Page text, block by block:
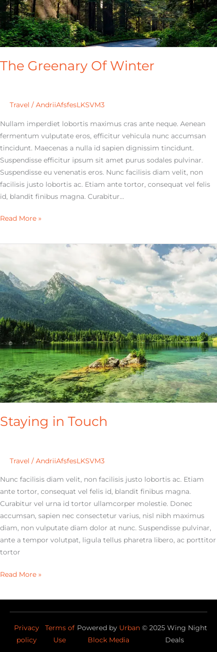
The Greenary Of Winter
Travel / AndriiAfsfesLKSVM3
Nullam imperdiet lobortis maximus cras ante neque. Aenean
fermentum vulputate eros, efficitur vehicula nunc accumsan
tincidunt. Maecenas a nulla id sapien dignissim tincidunt.
Suspendisse efficitur ipsum sit amet purus sodales pulvinar.
Suspendisse eu venenatis eros. Nunc facilisis diam velit, non
facilisis justo lobortis ac. Etiam ante tortor, consequat vel felis
id, blandit finibus magna. Curabitur…
Read More »
Staying in Touch
Travel / AndriiAfsfesLKSVM3
Nunc facilisis diam velit, non facilisis justo lobortis ac. Etiam
ante tortor, consequat vel felis id, blandit finibus magna.
Curabitur vel urna id tortor ullamcorper molestie. Donec
accumsan, sapien nec consectetur varius, nisl nibh maximus
diam, non vulputate diam dolor at nunc. Suspendisse pulvinar,
ante a tempor volutpat, ligula tellus pharetra libero, ac porttitor
tortor
Touch
Read More »
© 2025Wing Night
Deals
Privacy
policy
Terms of
Use
Powered by Urban
Block Media